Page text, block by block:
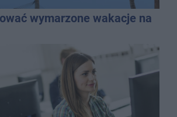
wymarzone wakacje na